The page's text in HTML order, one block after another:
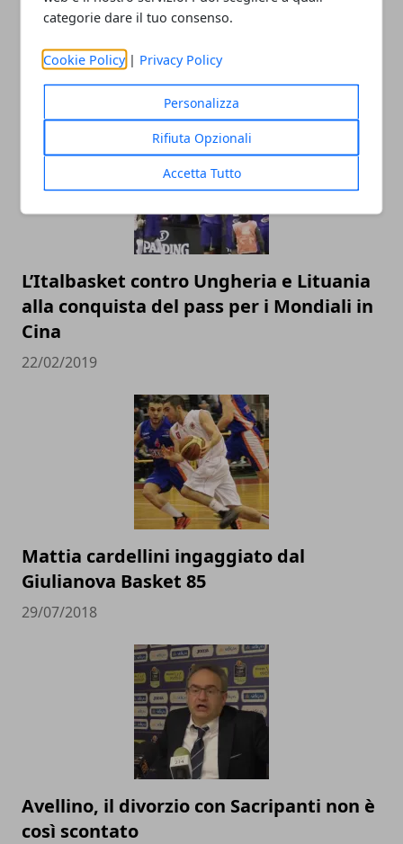
categorie dare il tuo consenso.
Cookie Policy | Privacy Policy
Personalizza
Rifiuta Opzionali
Accetta Tutto
ARTICOLI CORRELATI
L’Italbasket contro Ungheria e Lituania
alla conquista del pass per i Mondiali in
Cina
22/02/2019
Mattia cardellini ingaggiato dal
Giulianova Basket 85
29/07/2018
Avellino, il divorzio con Sacripanti non è
così scontato